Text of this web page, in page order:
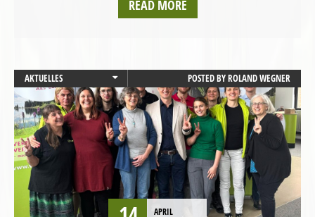
READ MORE
AKTUELLES
PRESSEMITTEILUNG
STARTSEITE
TIERSCHUTZ / TIERRECHTE
UMWELT UND KLIMA
VEGANISMUS
WAHLPROGRAMM
POSTED BYROLAND WEGNER
APRIL